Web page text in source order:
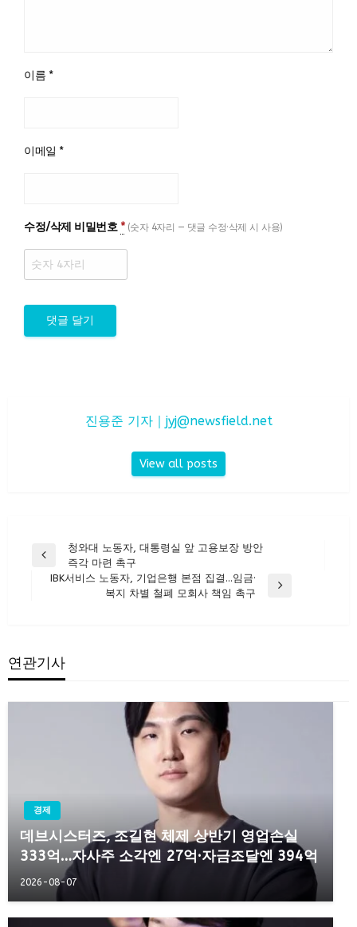
이름 *
이메일 *
수정/삭제 비밀번호 * (숫자 4자리 — 댓글 수정·삭제 시 사용)
진용준 기자｜ jyj@newsfield.net
View all posts
글
Previous
Post
청와대 노동자, 대통령실 앞 고용보장 방안
즉각 마련 촉구
IBK서비스 노동자, 기업은행 본점 집결…임금·
복지 차별 철폐 모회사 책임 촉구
연관기사
경제
데브시스터즈, 조길현 체제 상반기 영업손실
333억…자사주 소각엔 27억·자금조달엔 394억
2026-08-07